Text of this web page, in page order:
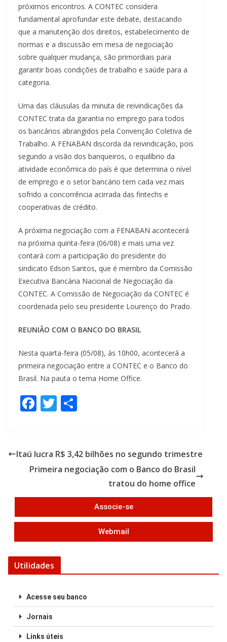
próximos encontros. A CONTEC considera
fundamental aprofundar este debate, destacando
que a manutenção dos direitos, estabelecimento de
normas e a discussão em mesa de negociação
sobre qualquer mudança, são primordiais para
garantir boas condições de trabalho e saúde para a
categoria.
Uma das cláusulas da minuta de reivindicações da
CONTEC trata da garantia no emprego para todos
os bancários abrangidos pela Convenção Coletiva de
Trabalho. A FENABAN discorda da reivindicação, pois
segundo a visão dos banqueiros, o equilíbrio da
atividade econômica do país é que determina o nível
de emprego e o setor bancário tem cada vez mais
sofrido a concorrência acirrada das fintechs e
cooperativas de crédito.
A próxima negociação com a FENABAN acontecerá
na próxima quinta-feira (06/08) e mais uma vez
contará com a participação do presidente do
sindicato Edson Santos, que é membro da Comissão
Executiva Bancária Nacional de Negociação da
CONTEC. A Comissão de Negociação da CONTEC é
coordenada pelo seu presidente Lourenço do Prado.
REUNIÃO COM O BANCO DO BRASIL
Nesta quarta-feira (05/08), às 10h00, acontecerá a
primeira negociação entre a CONTEC e o Banco do
Brasil. Na pauta o tema Home Office.
F
b
o
k
T
er e
Itaú lucra R$ 3,42 bilhões no segundo trimestre
Primeira negociação com o Banco do Brasil
tratou do home office
Associe-se
Webmail
Utilidades
Acesse seu banco
Jornais
Links úteis